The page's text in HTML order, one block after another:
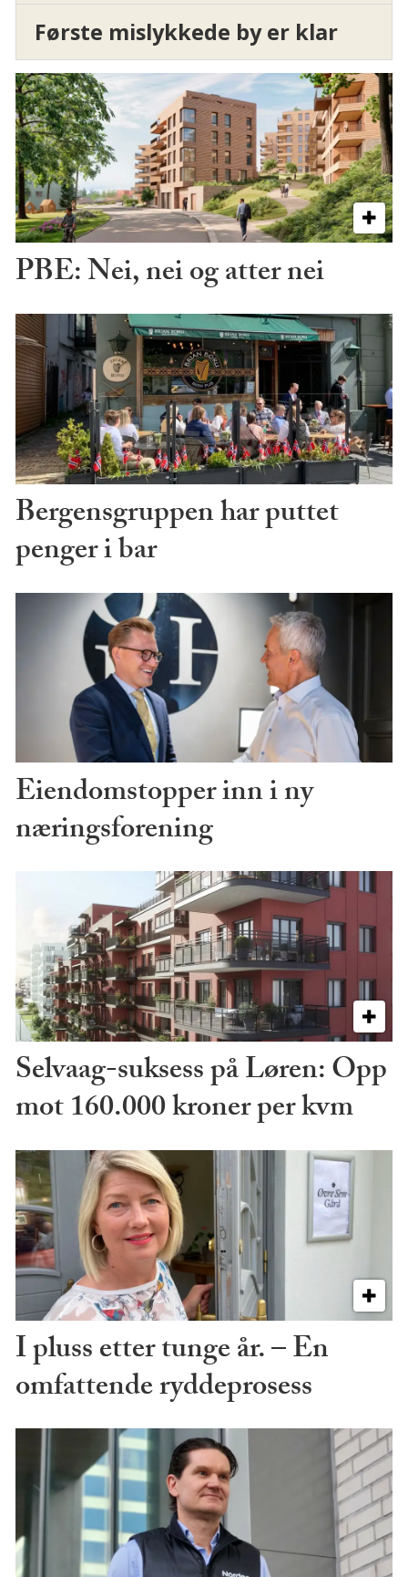
Første mislykkede by er klar
PBE: Nei, nei og atter nei
Bergensgruppen har puttet
penger i bar
Eiendomstopper inn i ny
næringsforening
Selvaag-suksess på Løren: Opp
mot 160.000 kroner per kvm
I pluss etter tunge år. – En
omfattende ryddeprosess